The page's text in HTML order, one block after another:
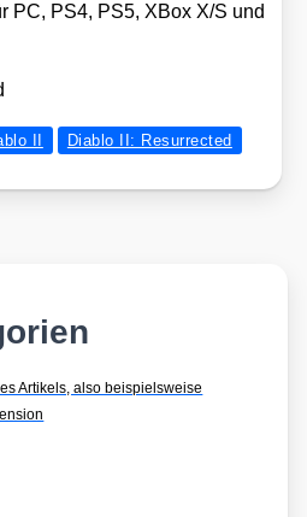
PC, PS4, PS5, XBox X/​S und
II
Diablo II: Resurrected
Artikels, also beispielsweise